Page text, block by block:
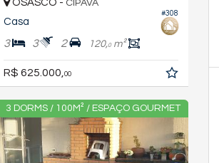
#308
OSASCO - CIPAVA
Casa
3 3 2 120,0m²
R$ 625.000, 00
3 DORMS / 100M² / ESPAÇO GOURMET